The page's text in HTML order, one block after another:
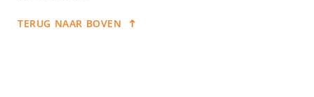
TERUG NAAR BOVEN